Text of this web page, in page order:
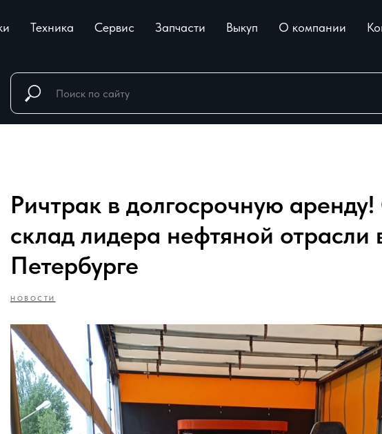
Техника Сервис Запчасти Выкуп О компании
Ричтрак в долгосрочную
склад лидера нефтяной отрасли
Петербурге
НОВОСТИ